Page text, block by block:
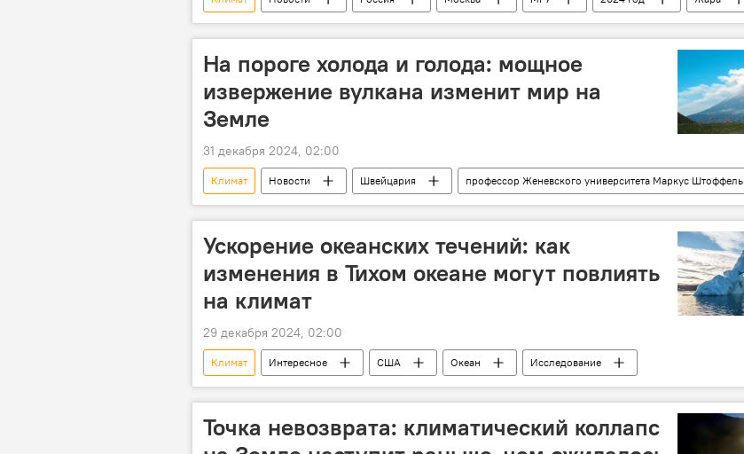
температура воздуха
температурный рекорд Дожди
Климатическая норма
На пороге холода и голода: мощное
извержение вулкана изменит мир на
Земле
31 декабря 2024, 02:00
Климат Новости Швейцария
профессор Женевского университета Маркус Штоффель
Предупреждение
извержение вулкана Земля
Катастрофа
ледниковый период
Ускорение океанских течений: как
изменения в Тихом океане могут повлиять
на климат
29 декабря 2024, 02:00
Климат Интересное США Океан
Исследование
Изменения климата
Тихий Океан Спутник
Точка невозврата: климатический коллапс